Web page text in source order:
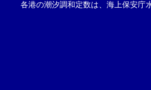
各港の潮汐調和定数は、海上保安庁